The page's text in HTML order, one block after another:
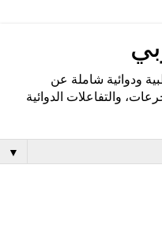
ودوائية شاملة عن
والتفاعلات الدوائية
▼